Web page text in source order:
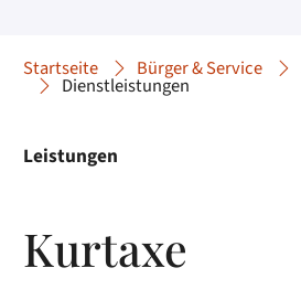
Startseite Bürger & Service
Dienstleistungen
Leistungen
Kurtaxe